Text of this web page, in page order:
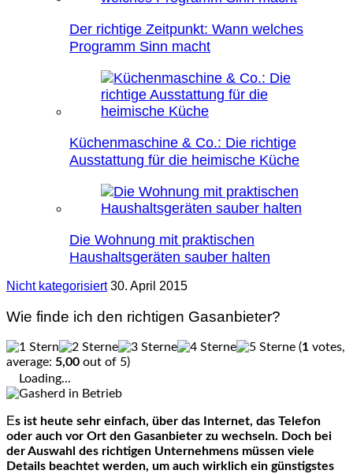
Der richtige Zeitpunkt: Wann welches
Programm Sinn macht
Küchenmaschine & Co.: Die richtige
Ausstattung für die heimische Küche
Die Wohnung mit praktischen
Haushaltsgeräten sauber halten
Nicht kategorisiert 30. April 2015
Wie finde ich den richtigen Gasanbieter?
(1 votes,
average: 5,00 out of 5)
Loading...
Es ist heute sehr einfach, über das Internet, das Telefon
oder auch vor Ort den Gasanbieter zu wechseln. Doch bei
der Auswahl des richtigen Unternehmens müssen viele
Details beachtet werden, um auch wirklich ein günstigstes